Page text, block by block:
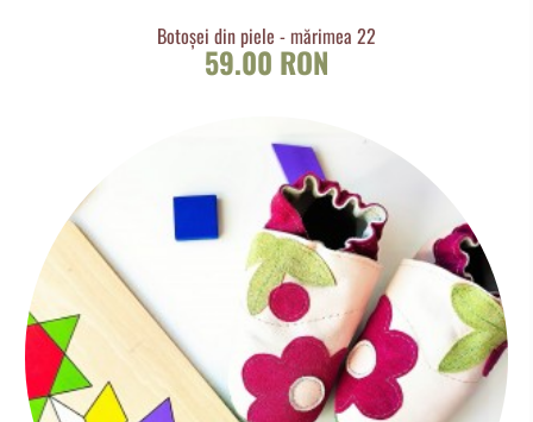
Botoșei din piele - mărimea 22
59.00 RON